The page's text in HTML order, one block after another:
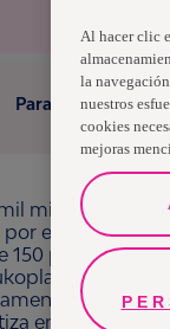
Paraguay
millones de
el bienestar
países bajo
Libero,
13 mil
en Nasdaq
Al hacer clic
la
nuestros
cookies
mejoras